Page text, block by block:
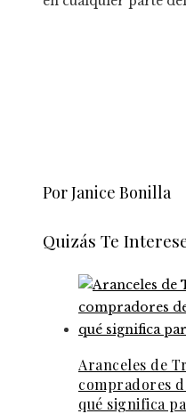
Por Janice Bonilla
Quizás Te
Aranceles de
compradores
qué significa